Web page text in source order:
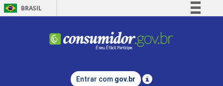
BRASIL
Comunica BR
Legislação
Entrar com gov.br